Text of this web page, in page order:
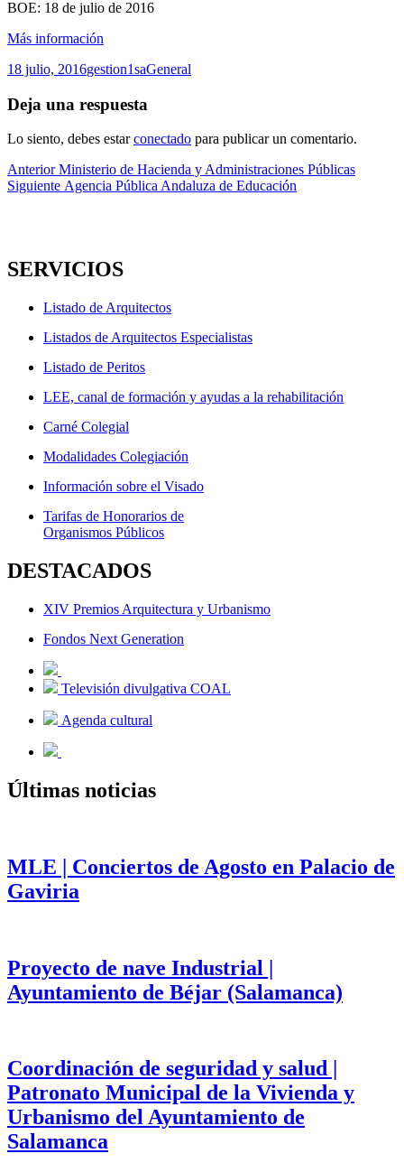
BOE: 18 de julio de 2016
Más información
Publicado
18 julio, 2016Autor
gestion1saCategorías
General
Deja una respuesta
Lo siento, debes estarconectado para publicar un comentario.
Navegación
de
Anterior Entrada
anterior:
Ministerio de Hacienda y Administraciones Públicas
Siguiente Entrada
Agencia Pública Andaluza de Educación
SERVICIOS
Listado de Arquitectos
Listados de Arquitectos Especialistas
Listado de Peritos
LEE, canal de formación y ayudas a la rehabilitación
Carné Colegial
Modalidades Colegiación
Información sobre el Visado
Tarifas de Honorarios de
Organismos Públicos
DESTACADOS
XIV Premios Arquitectura y Urbanismo
Fondos Next Generation
Televisión divulgativa COAL
Agenda cultural
Últimas noticias
MLE | Conciertos de Agosto en Palacio de
Gaviria
Proyecto de nave Industrial |
Ayuntamiento de Béjar (Salamanca)
Coordinación de seguridad y salud |
Patronato Municipal de la Vivienda y
Urbanismo del Ayuntamiento de
Salamanca